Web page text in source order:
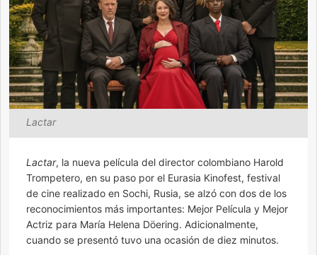
Lactar
Lactar, la nueva película del director colombiano Harold
Trompetero, en su paso por el Eurasia Kinofest, festival
de cine realizado en Sochi, Rusia, se alzó con dos de los
reconocimientos más importantes: Mejor Película y Mejor
Actriz para María Helena Döering. Adicionalmente,
cuando se presentó tuvo una ocasión de diez minutos.